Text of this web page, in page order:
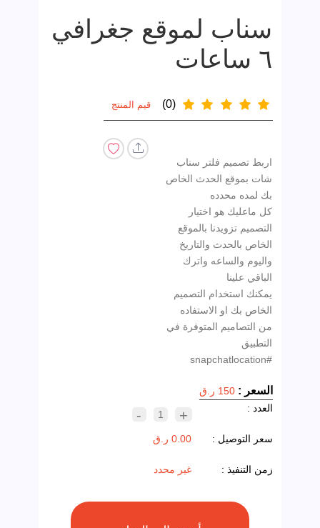
سناب لموقع جغرافي
٦ ساعات
(0) قيم المنتج
اربط تصميم فلتر سناب
شات بموقع الحدث الخاص
كل ماعليك هو اختيار
التصميم تزويدنا بالموقع
الخاص بالحدث والتاريخ
واليوم والساعه واترك
يمكنك استخدام التصميم
الخاص بك او الاستفاده
من التصاميم المتوفرة في
التطبيق
#snapchatlocation
السعر :150 ر.ق
العدد :
+
1
-
سعر التوصيل : 0.00 ر.ق
زمن التنفيذ : غير محدد